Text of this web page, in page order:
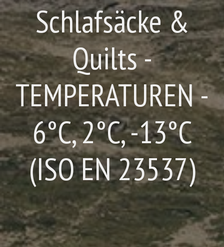
Schlafsäcke &
Quilts -
TEMPERATUREN -
6°C, 2°C, -13°C
(ISO EN 23537)